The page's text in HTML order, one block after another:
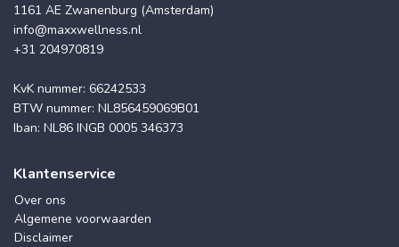
1161 AE Zwanenburg (Amsterdam)
info@maxxwellness.nl
+31 204970819
KvK nummer: 66242533
BTW nummer: NL856459069B01
Iban: NL86 INGB 0005 346373
Klantenservice
Over ons
Algemene voorwaarden
Disclaimer